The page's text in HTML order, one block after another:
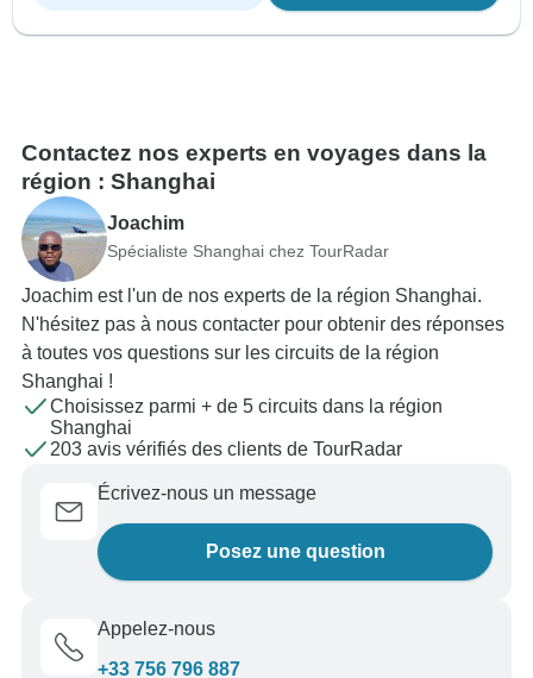
Contactez nos experts en voyages dans la
région : Shanghai
Joachim
Spécialiste Shanghai chez TourRadar
Joachim est l'un de nos experts de la région Shanghai.
N'hésitez pas à nous contacter pour obtenir des réponses
à toutes vos questions sur les circuits de la région
Shanghai !
Choisissez parmi + de 5 circuits dans la région
Shanghai
203 avis vérifiés des clients de TourRadar
Écrivez-nous un message
Posez une question
Appelez-nous
+33 756 796 887